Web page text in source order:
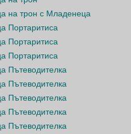
на трон с Младенеца
Портаритиса
Портаритиса
Портаритиса
Пътеводителка
Пътеводителка
Пътеводителка
Пътеводителка
Пътеводителка